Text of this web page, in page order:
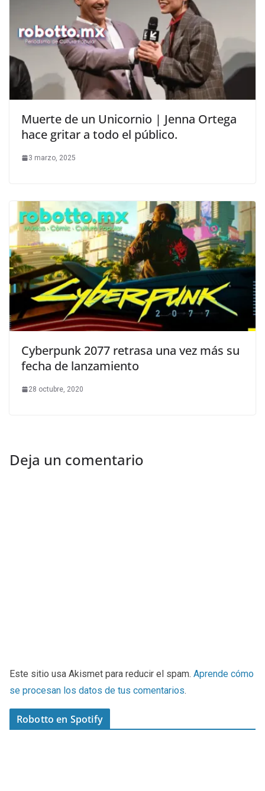
Muerte de un Unicornio | Jenna Ortega
hace gritar a todo el público.
3 marzo, 2025
Cyberpunk 2077 retrasa una vez más su
fecha de lanzamiento
28 octubre, 2020
Deja un comentario
Este sitio usa Akismet para reducir el spam. Aprende cómo
se procesan los datos de tus comentarios.
Robotto en Spotify